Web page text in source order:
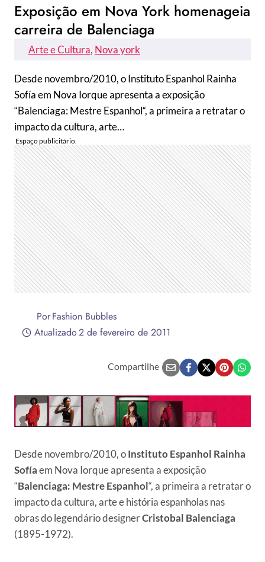
Exposição em Nova York homenageia
carreira de Balenciaga
Arte e Cultura, Nova york
Desde novembro/2010, o Instituto Espanhol Rainha
Sofía em Nova Iorque apresenta a exposição
“Balenciaga: Mestre Espanhol“, a primeira a retratar o
impacto da cultura, arte…
PorFashion Bubbles
Atualizado2 de fevereiro de 2011
Compartilhe
Desde novembro/2010, oInstituto Espanhol Rainha
Sofíaem Nova Iorque apresenta a exposição
“Balenciaga: Mestre Espanhol“, a primeira a retratar o
impacto da cultura, arte e história espanholas nas
obras do legendário designerCristobal Balenciaga
(1895-1972).